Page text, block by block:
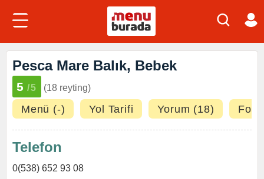
Pesca Mare Balık, Bebek
5 /5 (18 reyting)
Menü (-) Yol Tarifi Yorum (18)
Telefon
0(538) 652 93 08